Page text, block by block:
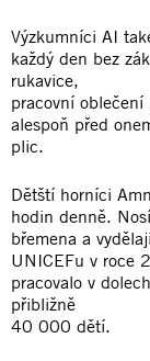
Výzkumníci AI
každý den bez
rukavice,
pracovní
alespoň před
plic.
Dětští horníci
hodin denně.
břemena a
UNICEFu v roce
pracovalo v
přibližně
40 000 dětí.